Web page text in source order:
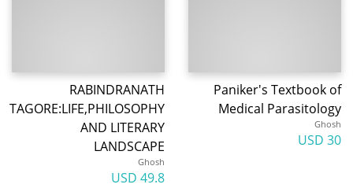
Paniker's Textbook of
Medical Parasitology
Ghosh
30 USD
RABINDRANATH
TAGORE:LIFE,PHILOSOPHY
AND LITERARY
LANDSCAPE
Ghosh
49.8 USD